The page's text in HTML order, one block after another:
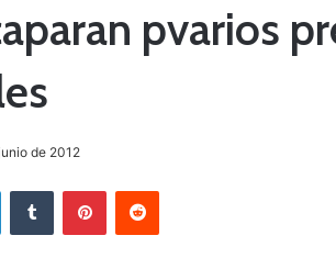
pvarios
de 2012